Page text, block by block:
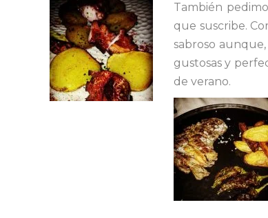
También
que suscribe.
sabroso
gustosas y
de verano.